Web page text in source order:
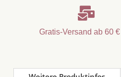

Gratis-Versand ab 60